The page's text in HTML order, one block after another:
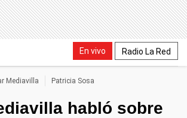
En vivo Radio La Red
Mediavilla Patricia Sosa
habló sobre